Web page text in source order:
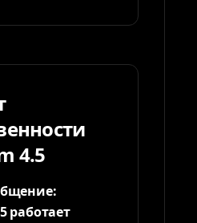
4.5
работает